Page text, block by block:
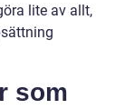
lite av allt,
som